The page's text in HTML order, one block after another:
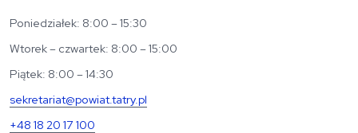
Poniedziałek: 8:00 – 15:30
Wtorek – czwartek: 8:00 – 15:00
Piątek: 8:00 – 14:30
sekretariat@powiat.tatry.pl
+48 18 20 17 100